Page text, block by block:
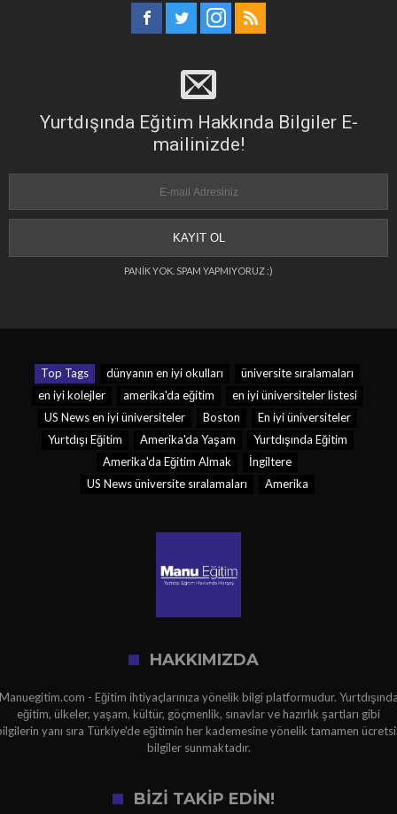
Yurtdışında Eğitim Hakkında Bilgiler E-
mailinizde!
PANİK YOK. SPAM YAPMIYORUZ :)
Top Tags dünyanın en iyi okulları
üniversite sıralamaları
en iyi kolejler
amerika'da eğitim
en iyi üniversiteler listesi
US News en iyi üniversiteler
Boston
En iyi üniversiteler
Yurtdışı Eğitim
Amerika'da Yaşam
Yurtdışında Eğitim
Amerika'da Eğitim Almak
İngiltere
US News üniversite sıralamaları
Amerika
HAKKIMIZDA
- Eğitim ihtiyaçlarınıza yönelik bilgi platformudur.
eğitim, ülkeler, yaşam, kültür, göçmenlik, sınavlar ve hazırlık şartları gibi
yanı sıra Türkiye'de eğitimin her kademesine yönelik tamamen
bilgiler sunmaktadır.
BİZİ TAKİP EDİN!